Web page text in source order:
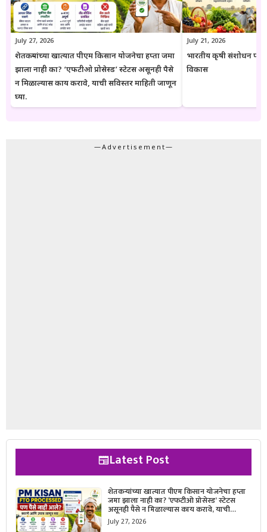
पडताळणी करण्याचा सल्ला दिला जातो.
July 27, 2026
शेतकऱ्यांच्या खात्यात पीएम किसान योजनेचा हप्ता जमा
झाला नाही का? ‘एफटीओ प्रोसेस्ड’ स्टेटस असूनही पैसे
न मिळाल्यास काय करावे, याची सविस्तर माहिती जाणून
घ्या.
July 21, 2026
भारतीय कृषी संशोधन
विकास
—Advertisement—
Latest Post
शेतकऱ्यांच्या खात्यात पीएम किसान योजनेचा हप्ता
जमा झाला नाही का? ‘एफटीओ प्रोसेस्ड’ स्टेटस
असूनही पैसे न मिळाल्यास काय करावे, याची
सविस्तर माहिती जाणून घ्या.
July 27, 2026